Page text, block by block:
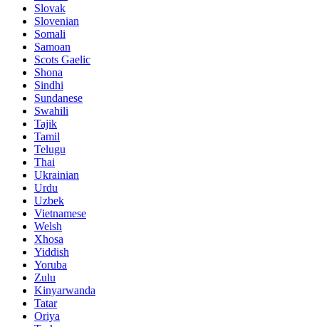
Slovak
Slovenian
Somali
Samoan
Scots Gaelic
Shona
Sindhi
Sundanese
Swahili
Tajik
Tamil
Telugu
Thai
Ukrainian
Urdu
Uzbek
Vietnamese
Welsh
Xhosa
Yiddish
Yoruba
Zulu
Kinyarwanda
Tatar
Oriya